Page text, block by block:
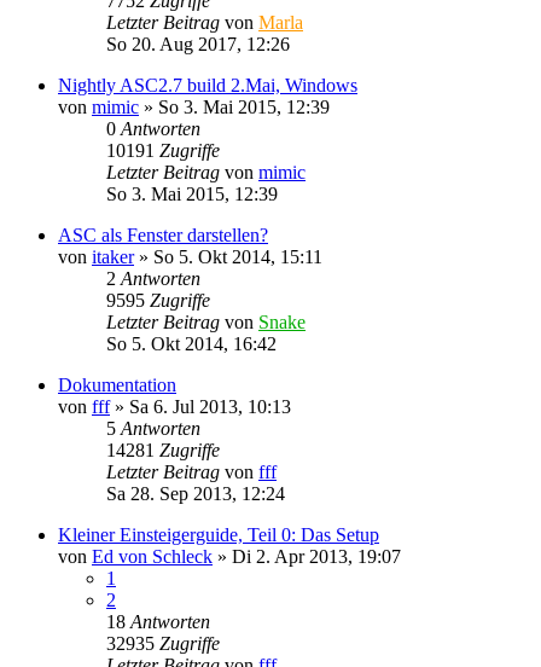
Letzter Beitrag von Marla
So 20. Aug 2017, 12:26
Nightly ASC2.7 build 2.Mai, Windows
von mimic » So 3. Mai 2015, 12:39
0 Antworten
10191 Zugriffe
Letzter Beitrag von mimic
So 3. Mai 2015, 12:39
ASC als Fenster darstellen?
von itaker» So 5. Okt 2014, 15:11
2 Antworten
9595 Zugriffe
Letzter Beitrag von Snake
So 5. Okt 2014, 16:42
Dokumentation
von fff» Sa 6. Jul 2013, 10:13
5 Antworten
14281 Zugriffe
Letzter Beitrag von fff
Sa 28. Sep 2013, 12:24
Kleiner Einsteigerguide, Teil 0: Das Setup
von Ed von Schleck » Di 2. Apr 2013, 19:07
1
2
18 Antworten
32935 Zugriffe